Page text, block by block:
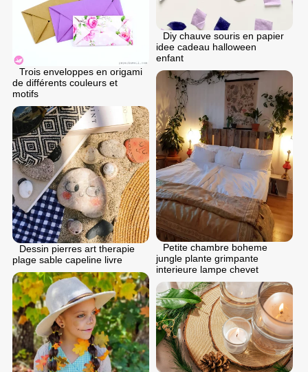
Diy chauve souris en papier
idee cadeau halloween
enfant
Trois enveloppes en origami
de différents couleurs et
motifs
Petite chambre boheme
jungle plante grimpante
interieure lampe chevet
Dessin pierres art therapie
plage sable capeline livre